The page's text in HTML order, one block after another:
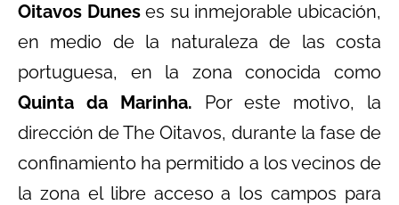
Oitavos Duneses su inmejorable ubicación,
en medio de la naturaleza de las costa
portuguesa, en la zona conocida como
Quinta da Marinha. Por este motivo, la
dirección de The Oitavos, durante la fase de
confinamiento ha permitido a los vecinos de
la zona el libre acceso a los campos para